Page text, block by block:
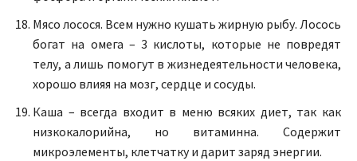
Мясо лосося. Всем нужно кушать жирную рыбу. Лосось
богат на омега – 3 кислоты, которые не повредят
телу, а лишь помогут в жизнедеятельности человека,
хорошо влияя на мозг, сердце и сосуды.
Каша – всегда входит в меню всяких диет, так как
низкокалорийна, но витаминна. Содержит
микроэлементы, клетчатку и дарит заряд энергии.